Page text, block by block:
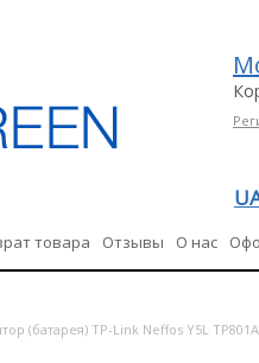
товара Отзывы О нас
(батарея) TP-Link Neffos Y5L